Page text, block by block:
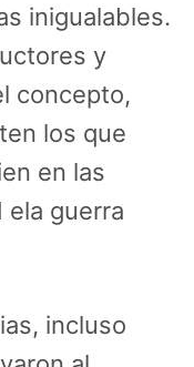
inigualables.
y
concepto,
los que
en las
ela guerra
incluso